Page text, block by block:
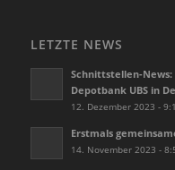
LETZTE NEWS
Schnittstellen-
Depotbank UBS in
12. Dezember 2023 -
Erstmals
14. November 2023 -